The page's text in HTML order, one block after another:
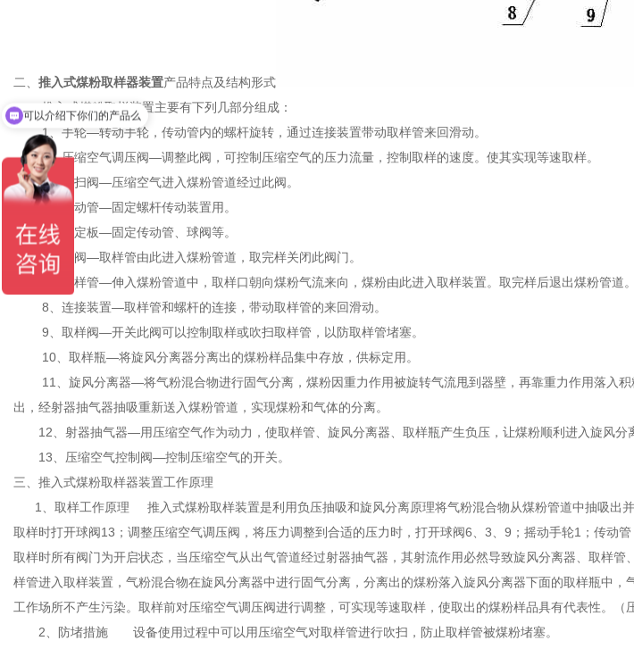
二、 推入式煤粉取样器装置产品特点及结构形式
推入式煤粉取样装置主要有下列几部分组成：
1、手轮—转动手轮，传动管内的螺杆旋转，通过连接装置带动取样管来回滑动。
2、压缩空气调压阀—调整此阀，可控制压缩空气的压力流量，控制取样的速度。使其实现等速取样。
3、吹扫阀—压缩空气进入煤粉管道经过此阀。
4、传动管—固定螺杆传动装置用。
5、固定板—固定传动管、球阀等。
6、球阀—取样管由此进入煤粉管道，取完样关闭此阀门。
7、取样管—伸入煤粉管道中，取样口朝向煤粉气流来向，煤粉由此进入取样装置。取完样后退出煤粉管道。
8、连接装置—取样管和螺杆的连接，带动取样管的来回滑动。
9、取样阀—开关此阀可以控制取样或吹扫取样管，以防取样管堵塞。
10、取样瓶—将旋风分离器分离出的煤粉样品集中存放，供标定用。
11、旋风分离器—将气粉混合物进行固气分离，煤粉因重力作用被旋转气流甩到器壁，再靠重力作用落入积
出，经射器抽气器抽吸重新送入煤粉管道，实现煤粉和气体的分离。
12、射器抽气器—用压缩空气作为动力，使取样管、旋风分离器、取样瓶产生负压，让煤粉顺利进入旋风分
13、压缩空气控制阀—控制压缩空气的开关。
三、推入式煤粉取样器装置工作原理
1、取样工作原理 推入式煤粉取样装置是利用负压抽吸和旋风分离原理将气粉混合物从煤粉管道中抽吸出并
取样时打开球阀13；调整压缩空气调压阀，将压力调整到合适的压力时，打开球阀6、3、9；摇动手轮1；传动
取样时所有阀门为开启状态，当压缩空气从出气管道经过射器抽气器，其射流作用必然导致旋风分离器、取样
样管进入取样装置，气粉混合物在旋风分离器中进行固气分离，分离出的煤粉落入旋风分离器下面的取样瓶中
工作场所不产生污染。取样前对压缩空气调压阀进行调整，可实现等速取样，使取出的煤粉样品具有代表性。（
2、防堵措施 设备使用过程中可以用压缩空气对取样管进行吹扫，防止取样管被煤粉堵塞。
可以介绍下你们的产品么